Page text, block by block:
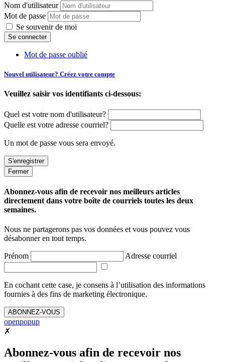
Nom d'utilisateur
Mot de passe
Se souvenir de moi
Mot de passe oublié
Nouvel utilisateur? Créez votre compte
Veuillez saisir vos identifiants ci-dessous:
Quel est votre nom d'utilisateur?
Quelle est votre adresse courriel?
Un mot de passe vous sera envoyé.
Fermer
Abonnez-vous afin de recevoir nos meilleurs articles
directement dans votre boîte de courriels toutes les deux
semaines.
Nous ne partagerons pas vos données et vous pouvez vous
désabonner en tout temps.
Prénom Adresse courriel
En cochant cette case, je consens à l’utilisation des informations
fournies à des fins de marketing électronique.
ABONNEZ-VOUS
openpopup
✗
Abonnez-vous afin de recevoir nos